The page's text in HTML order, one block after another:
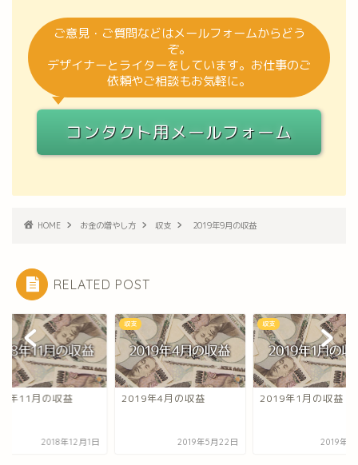
ご意見・ご質問などはメールフォームからどう
ぞ。
デザイナーとライターをしています。お仕事のご
依頼やご相談もお気軽に。
コンタクト用メールフォーム
HOME お金の増やし方 収支 2019年9月の収益
RELATED POST
年4月の収益
2019年5月22日
収支
2019年1月の収益
2019年2月2日
収支
2018年11月の収益
2018年12